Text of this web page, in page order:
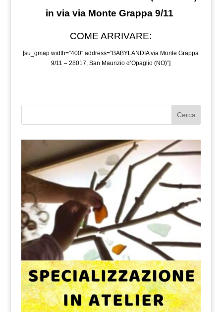
in via via Monte Grappa 9/11
COME ARRIVARE:
[su_gmap width=”400″ address=”BABYLANDIA via Monte Grappa
9/11 – 28017, San Maurizio d’Opaglio (NO)”]
Cerca